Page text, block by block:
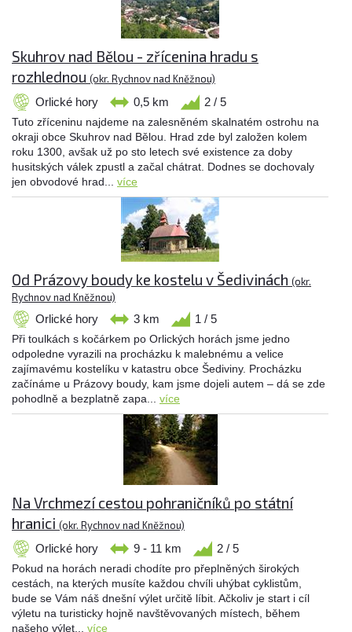
Skuhrov nad Bělou - zřícenina hradu s
rozhlednou (okr. Rychnov nad Kněžnou)
Orlické hory 0,5 km 2 / 5
Tuto zříceninu najdeme na zalesněném skalnatém ostrohu na
okraji obce Skuhrov nad Bělou. Hrad zde byl založen kolem
roku 1300, avšak už po sto letech své existence za doby
husitských válek zpustl a začal chátrat. Dodnes se dochovaly
jen obvodové hrad... více
Od Prázovy boudy ke kostelu v Šedivinách (okr.
Rychnov nad Kněžnou)
Orlické hory 3 km 1 / 5
Při toulkách s kočárkem po Orlických horách jsme jedno
odpoledne vyrazili na procházku k malebnému a velice
zajímavému kostelíku v katastru obce Šediviny. Procházku
začínáme u Prázovy boudy, kam jsme dojeli autem – dá se zde
pohodlně a bezplatně zapa... více
Na Vrchmezí cestou pohraničníků po státní
hranici (okr. Rychnov nad Kněžnou)
Orlické hory 9 - 11 km 2 / 5
Pokud na horách neradi chodíte pro přeplněných širokých
cestách, na kterých musíte každou chvíli uhýbat cyklistům,
bude se Vám náš dnešní výlet určitě líbit. Ačkoliv je start i cíl
výletu na turisticky hojně navštěvovaných místech, během
našeho výlet... více